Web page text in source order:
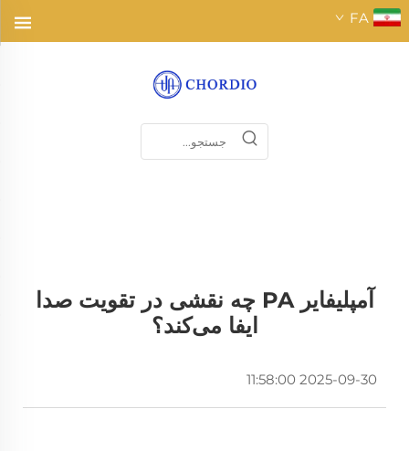
FA
آمپلیفایر PA چه نقشی در تقویت صدا
ایفا می‌کند؟
2025-09-30 11:58:00